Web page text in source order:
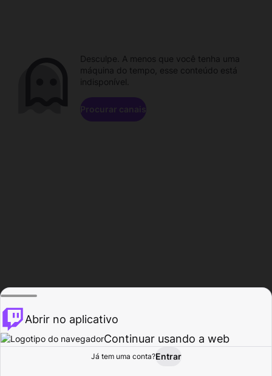
Procurar Atividade
Desculpe. A menos que você tenha uma
máquina do tempo, esse conteúdo está
indisponível.
Procurar canais
Abrir no aplicativo
Continuar usando a web
Já tem uma conta?Entrar